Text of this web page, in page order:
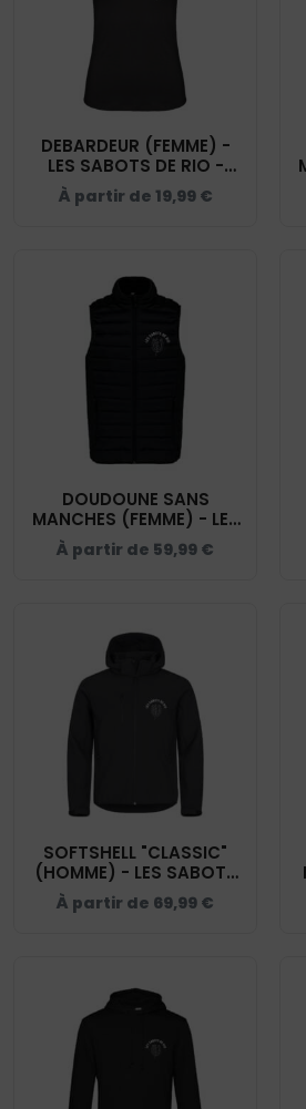
DEBARDEUR (FEMME) -
LES SABOTS DE RIO -
NOIR - K3024IC
À partir de 19,99 €
DOUDOUNE SANS
MANCHES (FEMME) - LES
SABOTS DE RIO - NOIR -
K6114
À partir de 59,99 €
SOFTSHELL "CLASSIC"
(HOMME) - LES SABOTS
DE RIO - NOIR - 0200912
À partir de 69,99 €